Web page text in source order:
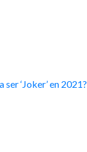
‘Joker’ en 2021?